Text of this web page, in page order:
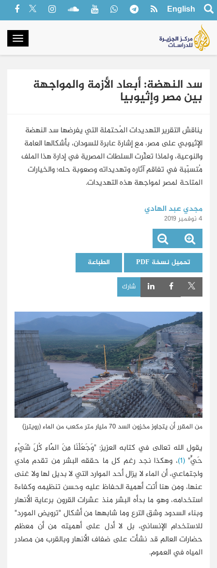
English
سد النهضة: أبعاد الأزمة والمواجهة
بين مصر وإثيوبيا
يناقش التقرير التهديدات المُحتملة التي يفرضها سد النهضة
الإثيوبي على مصر، مع إشارة عابرة للسودان، بأشكالها العامة
والنوعية، ولماذا تعثّرت السلطات المصرية في إدارة هذا الملف
مُتسبّبة في تفاقم آثاره وتهديداته وصعوبة حله؛ والخيارات
المتاحة لمصر لمواجهة هذه التهديدات.
مجدي عبد الهادي
4 نوفمبر 2019
تحميل نسخة PDF الطباعة
شارك
من المقرر أن يتجاوز مخزون السد 70 مليار متر مكعب من الماء (رويترز)
يقول الله تعالى في كتابه العزيز: "وَجَعَلْنَا مِنَ الْمَاءِ كُلَ شَيْءٍ
حَيٍّ"(1) ، وهكذا نجد رغم كل ما حققه البشر من تقدم مادي
واجتماعي، أن الماء لا يزال أحد الموارد التي لا بديل لها ولا غنى
عنها، ومن هنا أتت أهمية الحفاظ عليه وحسن تنظيمه وكفاءة
استخدامه، وهو ما بدأه البشر منذ عشرات القرون برعاية الأنهار
وبناء السدود وشق الترع وما شابهها من أشكال "ترويض المورد"
للاستخدام الإنساني، بل لا أدل على أهميته من أن معظم
حضارات العالم قد نشأت على ضفاف الأنهار وبالقرب من مصادر
المياه في العموم.